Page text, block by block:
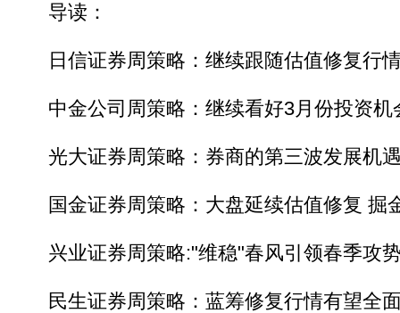
导读：
日信证券周策略：继续跟随估值修复行
中金公司周策略：继续看好3月份投资机
光大证券周策略：券商的第三波发展机
国金证券周策略：大盘延续估值修复 掘
兴业证券周策略:"维稳"春风引领春季攻
民生证券周策略：蓝筹修复行情有望全